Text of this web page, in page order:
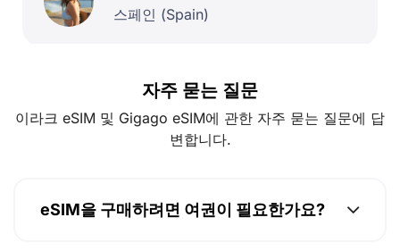
스페인 (Spain)
자주 묻는 질문
이라크 eSIM 및 Gigago eSIM에 관한 자주 묻는 질문에 답
변합니다.
eSIM을 구매하려면 여권이 필요한가요?